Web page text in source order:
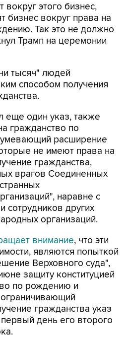
вокруг этого бизнес,
бизнес вокруг права на
Так это не должно
Трамп на церемонии
тысяч" людей
способом получения
еще один указ, также
гражданство по
расширение
не имеют права на
гражданства,
врагов Соединенных
наравне с
сотрудников других
организаций.
внимание, что эти
являются попыткой
Верховного суда",
защиту конституцией
по рождению и
гражданства указ
день его второго